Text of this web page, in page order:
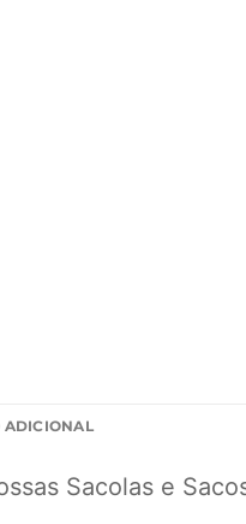
ADICIONAL
Sacolas e